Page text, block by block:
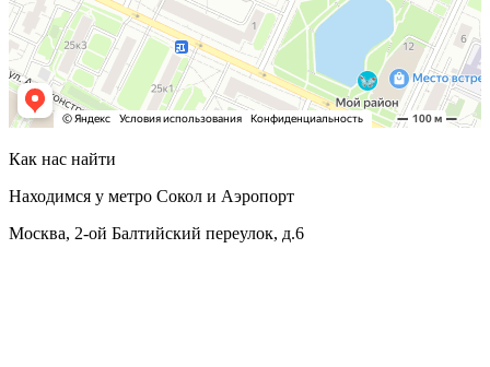
Как нас найти
Находимся у метро Сокол и Аэропорт
Москва, 2-ой Балтийский переулок, д.6